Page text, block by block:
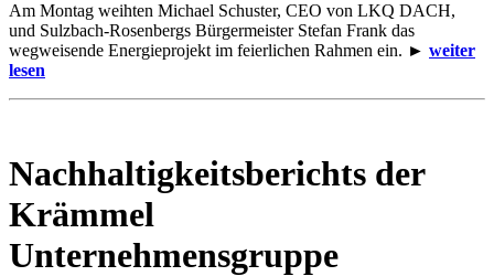
Am Montag weihten Michael Schuster, CEO von LKQ DACH,
und Sulzbach-Rosenbergs Bürgermeister Stefan Frank das
wegweisende Energieprojekt im feierlichen Rahmen ein. ► weiter
lesen
Nachhaltigkeitsberichts der
Krämmel
Unternehmensgruppe